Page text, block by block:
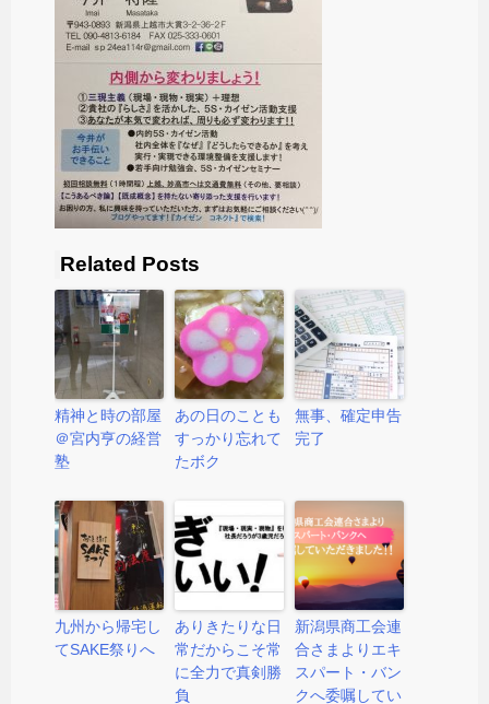
Related Posts
精神と時の部屋
＠宮内亨の経営
塾
あの日のことも
すっかり忘れて
たボク
無事、確定申告
完了
九州から帰宅し
てSAKE祭りへ
ありきたりな日
常だからこそ常
に全力で真剣勝
負
新潟県商工会連
合さまよりエキ
スパート・バン
クへ委嘱してい